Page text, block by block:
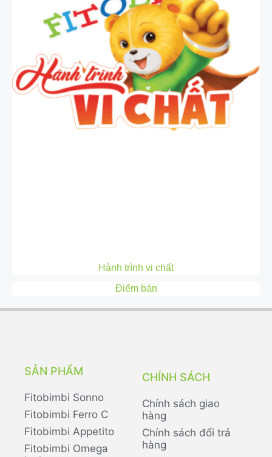
Hành trình vi chất
Điểm bán
SẢN PHẨM
Fitobimbi Sonno
Fitobimbi Ferro C
Fitobimbi Appetito
Fitobimbi Omega
CHÍNH SÁCH
Chính sách giao
hàng
Chính sách đổi trả
hàng